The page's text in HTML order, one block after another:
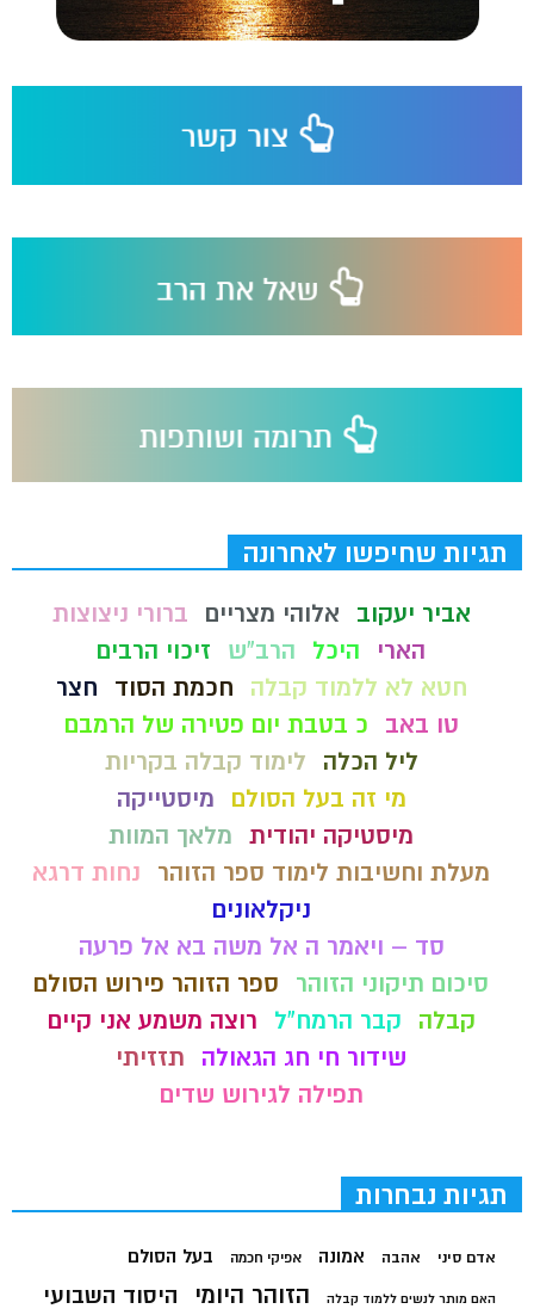
תגיות שחיפשו לאחרונה
אביר יעקוב אלוהי מצריים
ברורי ניצוצות
הארי
היכל הרב"ש
זיכוי הרבים
חטא לא ללמוד קבלה
חכמת הסוד
חצר
טו באב
כ בטבת יום פטירה של הרמבם
ליל הכלה
לימוד קבלה בקריות
מי זה בעל הסולם
מיסטייקה
מיסטיקה יהודית מלאך המוות
מעלת וחשיבות לימוד ספר הזוהר
נחות דרגא
ניקלאונים
סד – ויאמר ה אל משה בא אל פרעה
סיכום תיקוני הזוהר
ספר הזוהר פירוש הסולם
קבלה
קבר הרמח"ל
רוצה משמע אני קיים
שידור חי חג הגאולה
תזזיתי
תפילה לגירוש שדים
תגיות נבחרות
אדם סיני אהבה אמונה אפיקי חכמה בעל הסולם
האם מותר לנשים ללמוד קבלה הזוהר היומי היסוד השבועי